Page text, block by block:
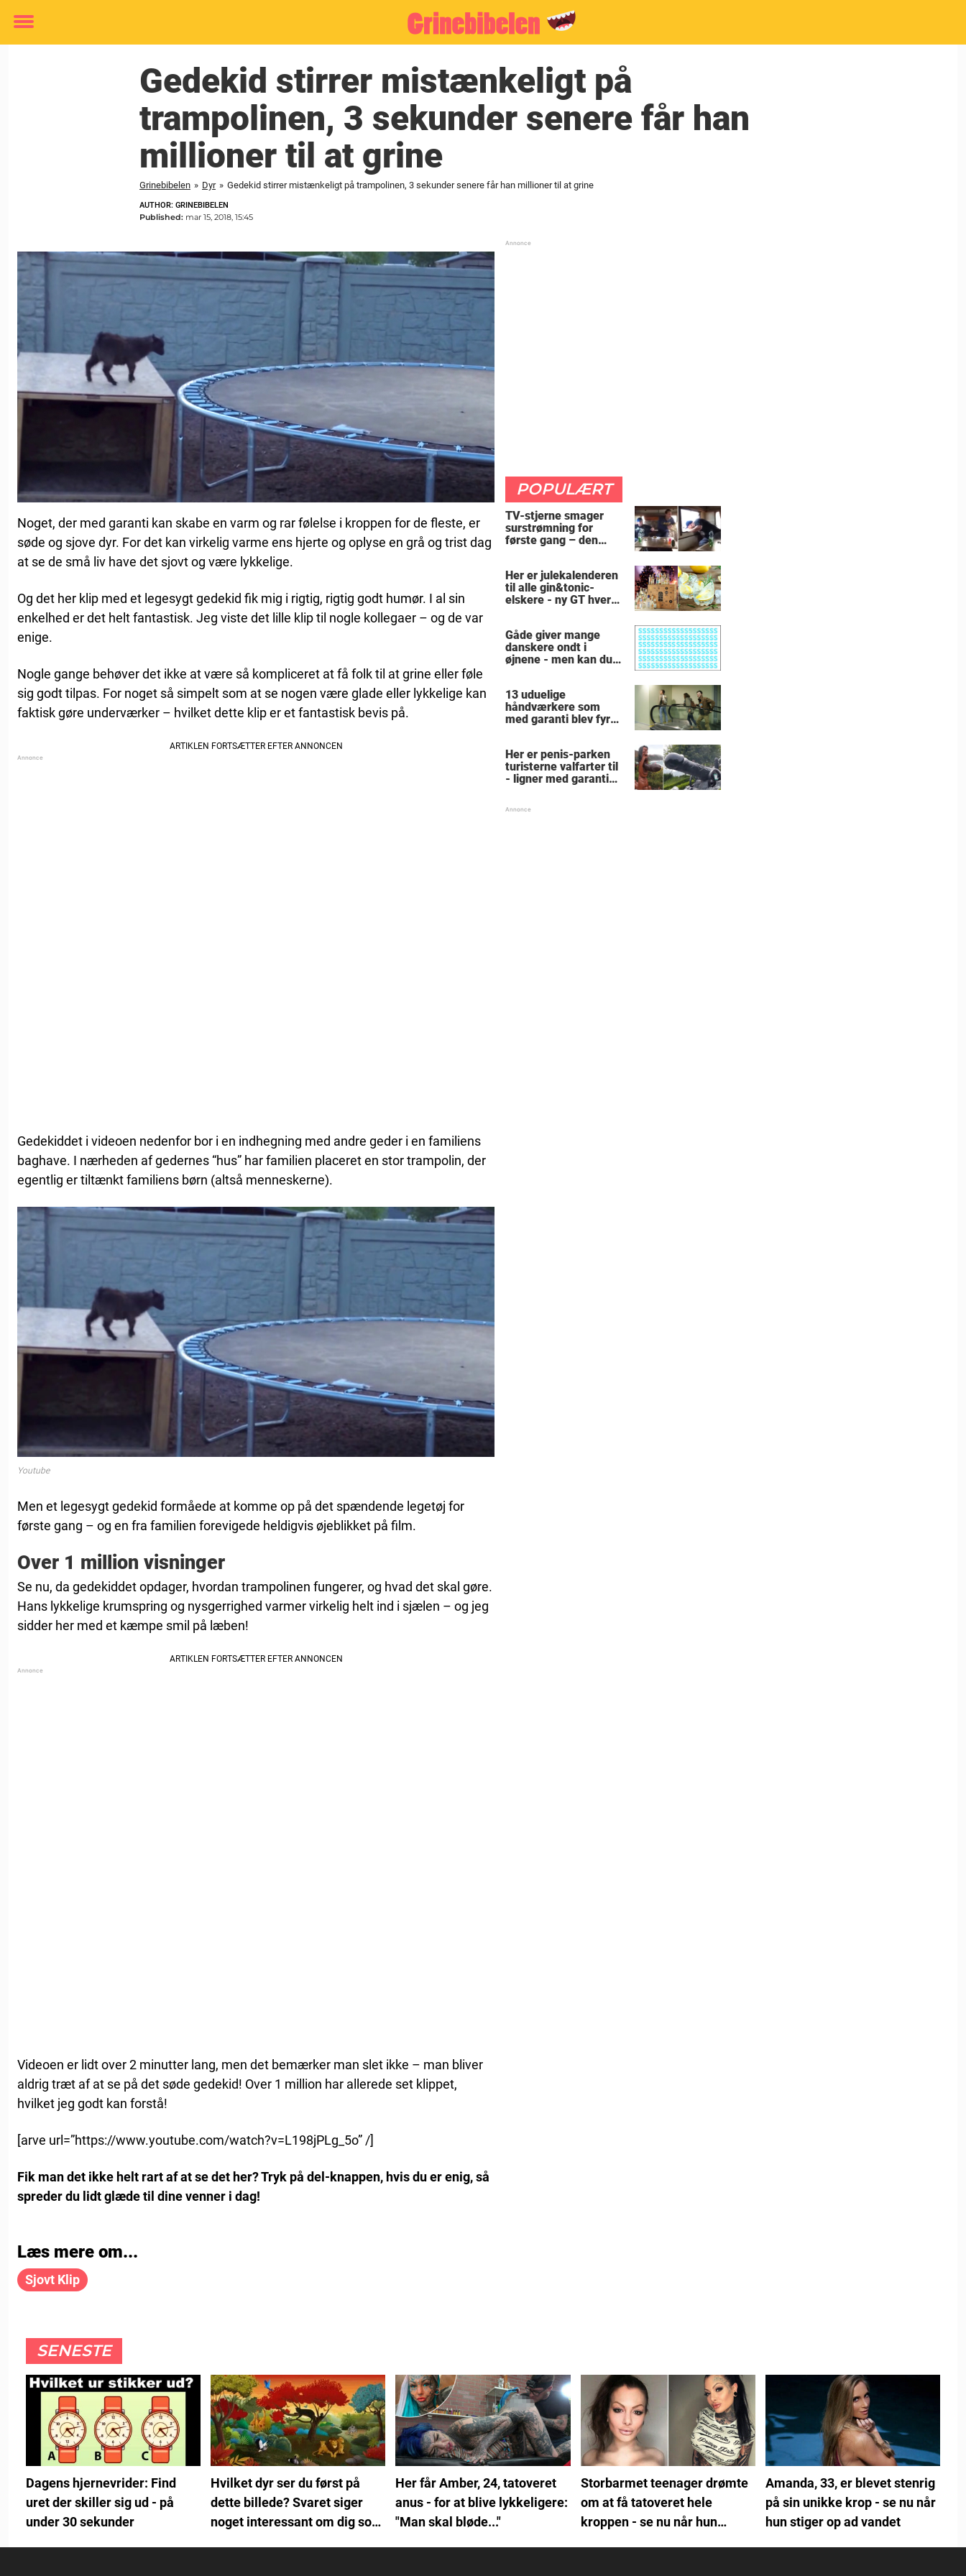
Toggle
Gedekid stirrer mistænkeligt på
trampolinen, 3 sekunder senere får han
millioner til at grine
Grinebibelen » Dyr » Gedekid stirrer mistænkeligt på trampolinen, 3 sekunder senere får han millioner til at grine
AUTHOR: GRINEBIBELEN
Published: mar 15, 2018, 15:45
Noget, der med garanti kan skabe en varm og rar følelse i kroppen for de fleste, er
søde og sjove dyr. For det kan virkelig varme ens hjerte og oplyse en grå og trist dag
at se de små liv have det sjovt og være lykkelige.
Og det her klip med et legesygt gedekid fik mig i rigtig, rigtig godt humør. I al sin
enkelhed er det helt fantastisk. Jeg viste det lille klip til nogle kollegaer – og de var
enige.
Nogle gange behøver det ikke at være så kompliceret at få folk til at grine eller føle
sig godt tilpas. For noget så simpelt som at se nogen være glade eller lykkelige kan
faktisk gøre underværker – hvilket dette klip er et fantastisk bevis på.
Gedekiddet i videoen nedenfor bor i en indhegning med andre geder i en familiens
baghave. I nærheden af gedernes “hus” har familien placeret en stor trampolin, der
egentlig er tiltænkt familiens børn (altså menneskerne).
Youtube
Men et legesygt gedekid formåede at komme op på det spændende legetøj for
første gang – og en fra familien forevigede heldigvis øjeblikket på film.
Over 1 million visninger
Se nu, da gedekiddet opdager, hvordan trampolinen fungerer, og hvad det skal gøre.
Hans lykkelige krumspring og nysgerrighed varmer virkelig helt ind i sjælen – og jeg
sidder her med et kæmpe smil på læben!
Videoen er lidt over 2 minutter lang, men det bemærker man slet ikke – man bliver
aldrig træt af at se på det søde gedekid! Over 1 million har allerede set klippet,
hvilket jeg godt kan forstå!
[arve url=”https://www.youtube.com/watch?v=L198jPLg_5o” /]
Fik man det ikke helt rart af at se det her? Tryk på del-knappen, hvis du er enig, så
spreder du lidt glæde til dine venner i dag!
POPULÆRT
TV-stjerne smager
surstrømning for
første gang – den
skrige af grin
Her er julekalenderen
til alle gin&tonic-
elskere - ny GT hver
Gåde giver mange
danskere ondt i
øjnene - men kan du
13 uduelige
håndværkere som
med garanti blev fyret
Her er penis-parken
turisterne valfarter til
- ligner med garanti
Læs mere om...
Sjovt Klip
SENESTE
Dagens hjernevrider: Find
uret der skiller sig ud - på
under 30 sekunder
Hvilket dyr ser du først på
dette billede? Svaret siger
noget interessant om dig som
Her får Amber, 24, tatoveret
anus - for at blive lykkeligere:
"Man skal bløde..."
Storbarmet teenager drømte
om at få tatoveret hele
kroppen - se nu når hun
Amanda, 33, er blevet stenrig
på sin unikke krop - se nu når
hun stiger op ad vandet